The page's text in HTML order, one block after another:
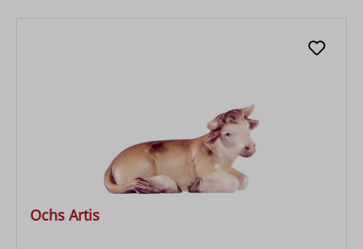
Ochs Artis